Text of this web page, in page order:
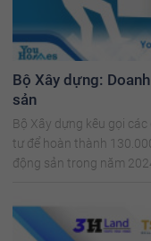
Bộ Xây dựng:
sản
Bộ Xây dựng kêu gọi
tư để hoàn thành
động sản trong năm